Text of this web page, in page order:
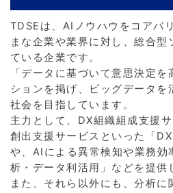
TDSEは、AIノウハウをコアバ
まな企業や業界に対し、総合型
ている企業です。
「データに基づいて意思決定
ションを掲げ、ビッグデータを
社会を目指しています。
主力として、DX組織組成支援
創出支援サービスといった「DX
や、AIによる異常検知や業務効
析・データ利活用」などを提供
また、それら以外にも、分析に